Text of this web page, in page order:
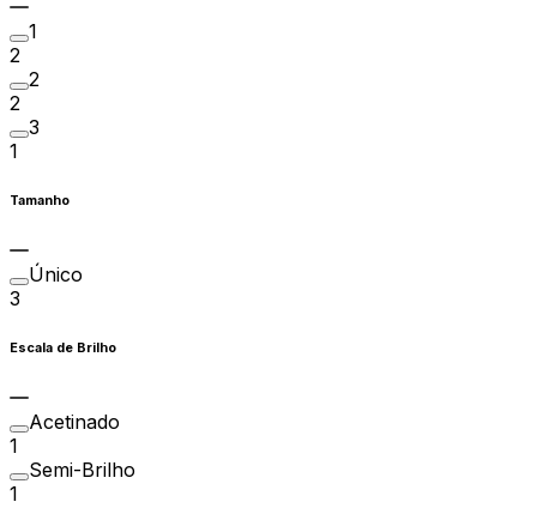
1
2
2
2
3
1
Tamanho
Único
3
Escala de Brilho
Acetinado
1
Semi-Brilho
1